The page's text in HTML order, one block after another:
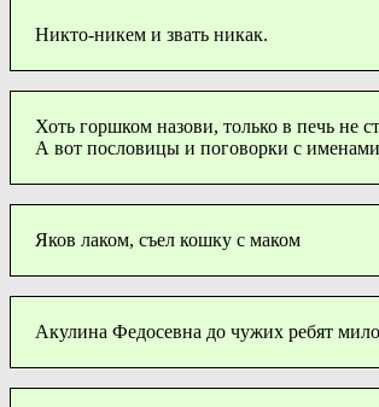
Никто-никем и звать никак.
Хоть горшком назови, только в печь не
А вот пословицы и поговорки с
Яков лаком, съел кошку с маком
Акулина Федосевна до чужих ребят